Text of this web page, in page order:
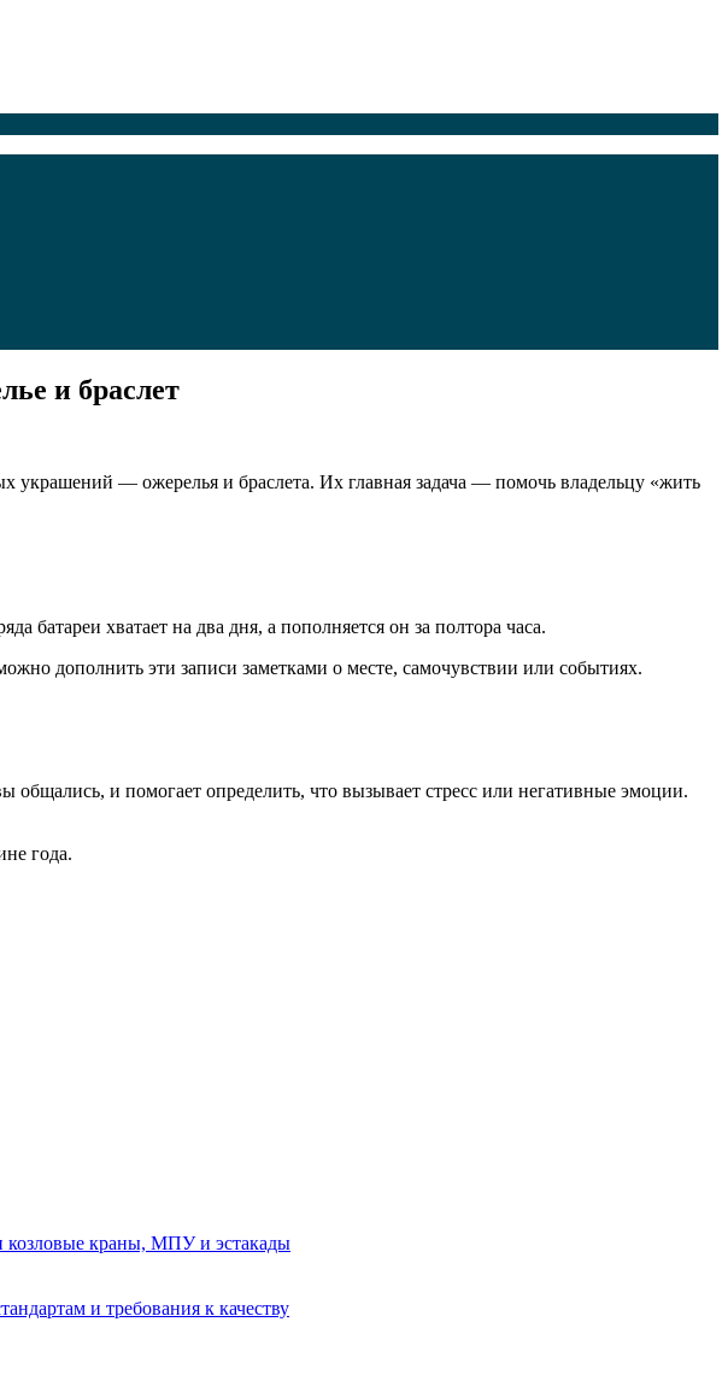
и браслет
украшений — ожерелья и браслета. Их главная задача — помочь владельцу «жить
хватает на два дня, а пополняется он за полтора часа.
дополнить эти записи заметками о месте, самочувствии или событиях.
и помогает определить, что вызывает стресс или негативные эмоции.
года.
козловые краны, МПУ и эстакады
и требования к качеству